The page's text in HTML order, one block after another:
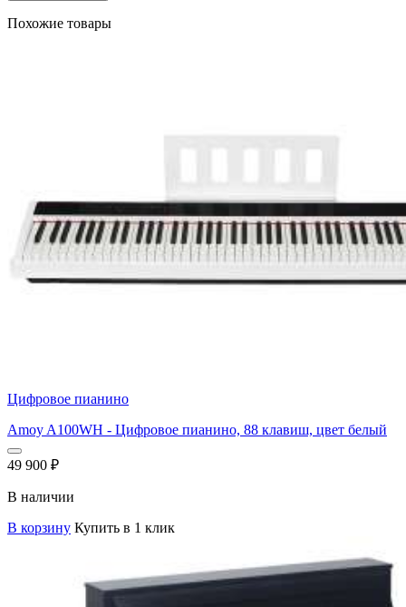
Похожие товары
Цифровое пианино
Amoy A100WH - Цифровое пианино, 88 клавиш, цвет белый
49 900 ₽
В наличии
В корзину Купить в 1 клик